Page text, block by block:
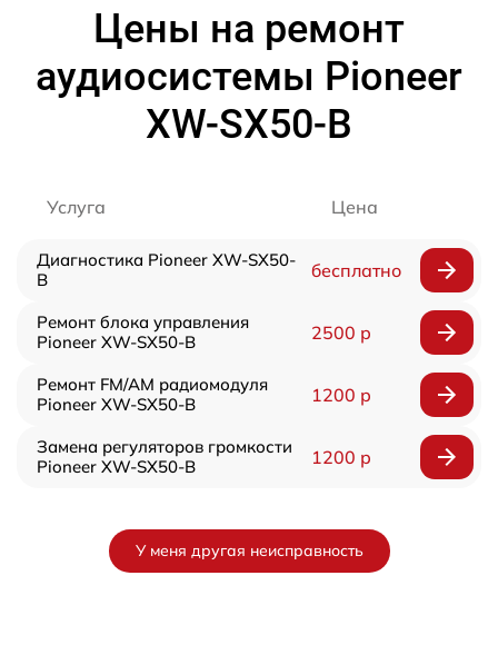
Цены на ремонт
аудиосистемы Pioneer
XW-SX50-B
Услуга Цена
Диагностика Pioneer XW-SX50-
B
бесплатно
Ремонт блока управления
Pioneer XW-SX50-B
2500 р
Ремонт FM/AM радиомодуля
Pioneer XW-SX50-B
1200 р
Замена регуляторов громкости
Pioneer XW-SX50-B
1200 р
У меня другая неисправность